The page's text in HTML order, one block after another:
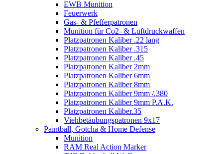
EWB Munition
Feuerwerk
Gas- & Pfefferpatronen
Munition für Co2- & Luftdruckwaffen
Platzpatronen Kaliber .22 lang
Platzpatronen Kaliber .315
Platzpatronen Kaliber .45
Platzpatronen Kaliber 2mm
Platzpatronen Kaliber 6mm
Platzpatronen Kaliber 8mm
Platzpatronen Kaliber 9mm /.380
Platzpatronen Kaliber 9mm P.A.K.
Platzpatronen Kaliber.35
Viehbetäubungspatronen 9x17
Paintball, Gotcha & Home Defense
Munition
RAM Real Action Marker